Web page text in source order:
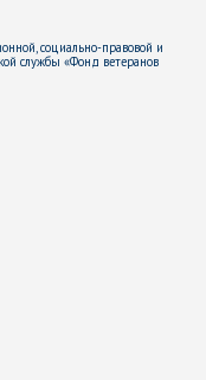
социально-правовой и
службы «Фонд ветеранов